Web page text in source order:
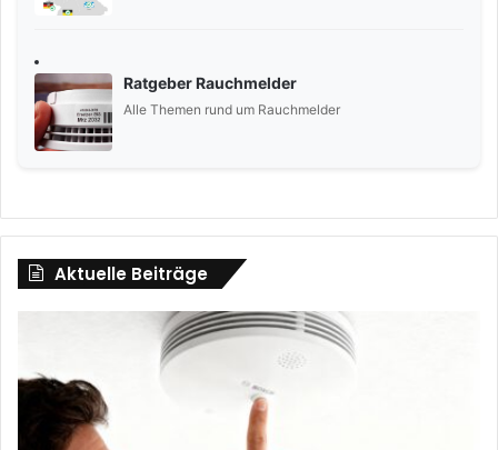
Ratgeber Rauchmelder
Alle Themen rund um Rauchmelder
Aktuelle Beiträge